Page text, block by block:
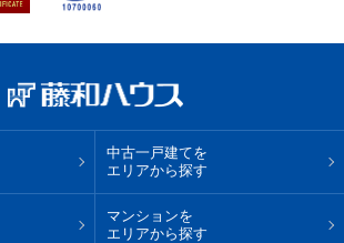
中古一戸建てを
エリアから探す
マンションを
エリアから探す